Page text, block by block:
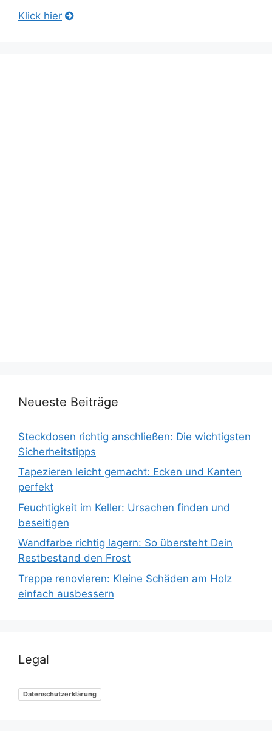
Klick hier
Neueste Beiträge
Steckdosen richtig anschließen: Die wichtigsten
Sicherheitstipps
Tapezieren leicht gemacht: Ecken und Kanten
perfekt
Feuchtigkeit im Keller: Ursachen finden und
beseitigen
Wandfarbe richtig lagern: So übersteht Dein
Restbestand den Frost
Treppe renovieren: Kleine Schäden am Holz
einfach ausbessern
Legal
Datenschutzerklärung